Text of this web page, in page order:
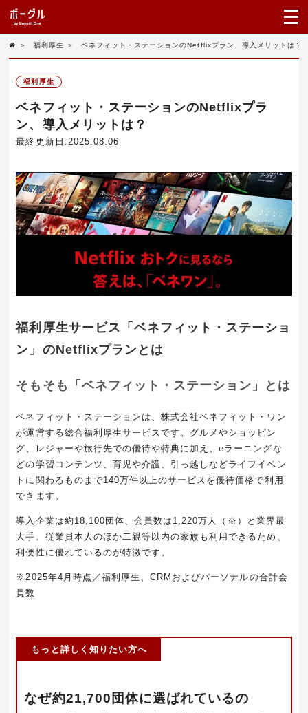
＞ 福利厚生 ＞ ベネフィット・ステーションのNetflixプラン、導入メリットは？
福利厚生
ベネフィット・ステーションのNetflixプラ
ン、導入メリットは？
最終更新日:2025.08.06
福利厚生サービス「ベネフィット・ステーショ
ン」のNetflixプランとは
そもそも「ベネフィット・ステーション」とは
ベネフィット・ステーションは、株式会社ベネフィット・ワン
が運営する総合福利厚生サービスです。グルメやショッピン
グ、レジャーや旅行先での優待や特典に加え、eラーニングな
どの学習コンテンツ、育児や介護、引っ越しなどライフイベン
トに関わるものまで140万件以上のサービスを優待価格で利用
できます。
導入企業は約18,100団体、会員数は1,220万人（※）と業界最
大手。従業員本人のほか二親等以内の家族も利用できるため、
利便性に優れているのが特徴です。
※2025年4月時点／福利厚生、CRMおよびパーソナルの合計会
員数
もっと詳しく知りたい方へ
なぜ約21,700団体に選ばれているの